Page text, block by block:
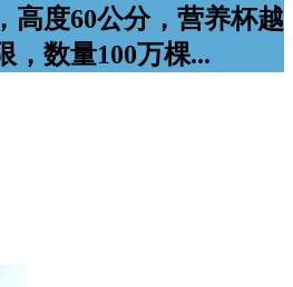
高度60公分，营养杯越
，数量100万棵...